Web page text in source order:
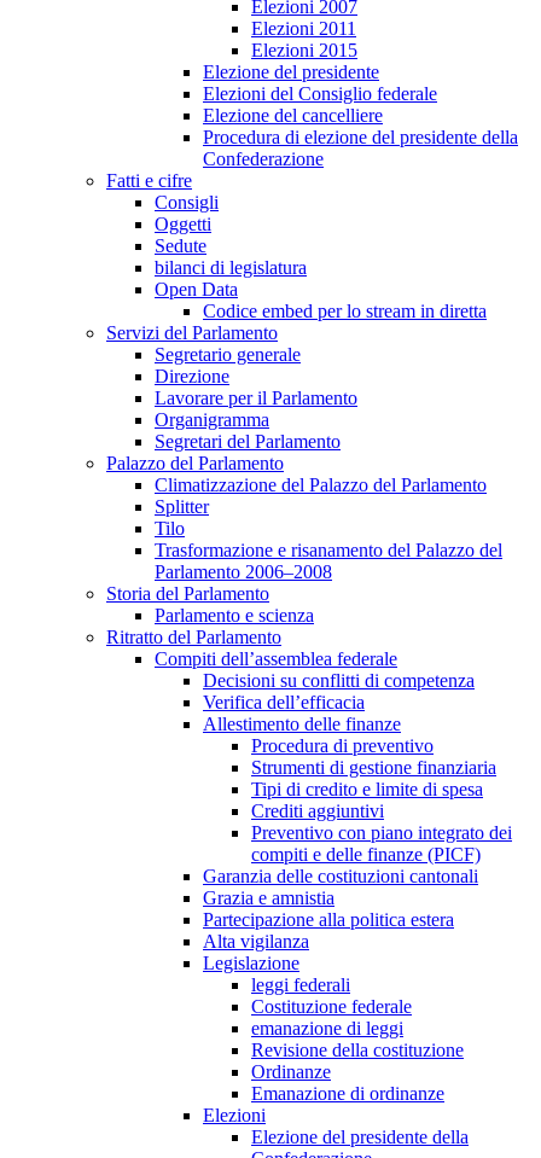
Elezioni 2007
Elezioni 2011
Elezioni 2015
Elezione del presidente
Elezioni del Consiglio federale
Elezione del cancelliere
Procedura di elezione del presidente della
Confederazione
Fatti e cifre
Consigli
Oggetti
Sedute
bilanci di legislatura
Open Data
Codice embed per lo stream in diretta
Servizi del Parlamento
Segretario generale
Direzione
Lavorare per il Parlamento
Organigramma
Segretari del Parlamento
Palazzo del Parlamento
Climatizzazione del Palazzo del Parlamento
Splitter
Tilo
Trasformazione e risanamento del Palazzo del
Parlamento 2006–2008
Storia del Parlamento
Parlamento e scienza
Ritratto del Parlamento
Compiti dell’assemblea federale
Decisioni su conflitti di competenza
Verifica dell’efficacia
Allestimento delle finanze
Procedura di preventivo
Strumenti di gestione finanziaria
Tipi di credito e limite di spesa
Crediti aggiuntivi
Preventivo con piano integrato dei
compiti e delle finanze (PICF)
Garanzia delle costituzioni cantonali
Grazia e amnistia
Partecipazione alla politica estera
Alta vigilanza
Legislazione
leggi federali
Costituzione federale
emanazione di leggi
Revisione della costituzione
Ordinanze
Emanazione di ordinanze
Elezioni
Elezione del presidente della